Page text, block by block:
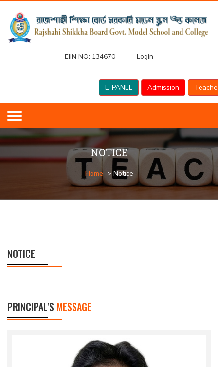
EIIN NO: 134670 Login
E-PANEL Admission
NOTICE
Home > Notice
NOTICE
PRINCIPAL'S MESSAGE